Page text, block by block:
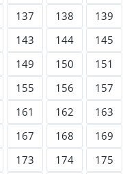
137 138 139
143 144 145
149 150 151
155 156 157
161 162 163
167 168 169
173 174 175